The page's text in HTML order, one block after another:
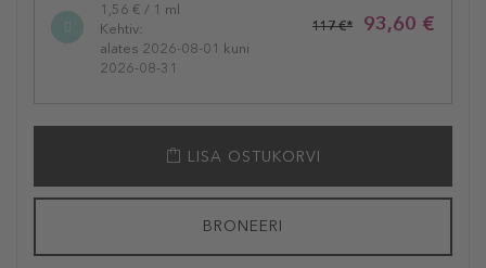
1,56 € / 1 ml
Kehtiv:
alates 2026-08-01 kuni
2026-08-31
93,60 €
117 €*
LISA OSTUKORVI
BRONEERI